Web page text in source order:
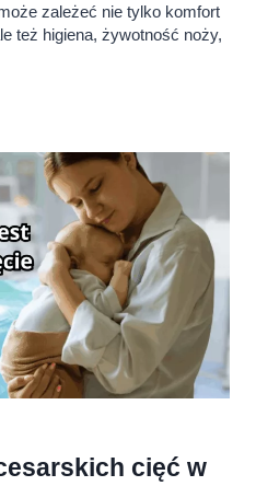
zależeć nie tylko komfort
też higiena, żywotność noży,
cięć w